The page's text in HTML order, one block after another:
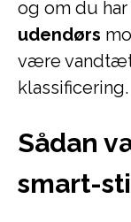
og om du
udendørs
være
klassificering.
Sådan
smart-